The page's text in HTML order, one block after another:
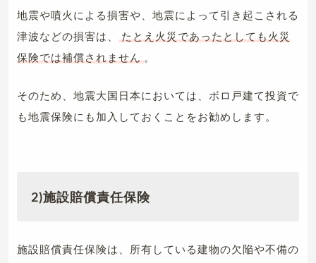
地震や噴火による損害や、地震によって引き起こされる
津波などの損害は、
たとえ火災であったとしても火災
保険では補償されません 。
そのため、地震大国日本においては、ボロ戸建て投資で
も地震保険にも加入しておくことをお勧めします。
2)施設賠償責任保険
施設賠償責任保険は、所有している建物の欠陥や不備の